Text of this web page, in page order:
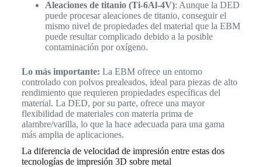
Aleaciones de titanio (Ti-6Al-4V): Aunque la DED
puede procesar aleaciones de titanio, conseguir el
mismo nivel de propiedades del material que la EBM
puede resultar complicado debido a la posible
contaminación por oxígeno.
Lo más importante: La EBM ofrece un entorno
controlado con polvos prealeados, ideal para piezas de alto
rendimiento que requieren propiedades específicas del
material. La DED, por su parte, ofrece una mayor
flexibilidad de materiales con materia prima de
alambre/varilla, lo que la hace adecuada para una gama
más amplia de aplicaciones.
La diferencia de velocidad de impresión entre estas dos
tecnologías de impresión 3D sobre metal